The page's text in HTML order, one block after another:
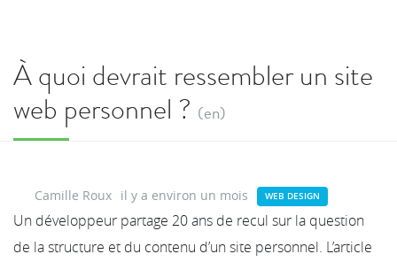
À quoi devrait ressembler un site
web personnel ? (en)
Camille Roux il y a environ un mois WEB DESIGN
Un développeur partage 20 ans de recul sur la question
de la structure et du contenu d’un site personnel. L’article